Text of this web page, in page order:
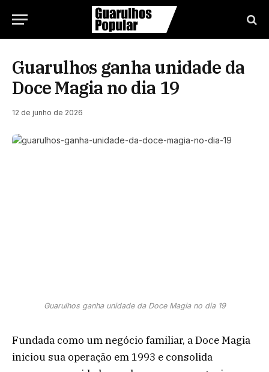
Guarulhos ganha unidade da
Doce Magia no dia 19
12 de junho de 2026
Guarulhos ganha unidade da Doce Magia no dia 19
Fundada como um negócio familiar, a Doce Magia
iniciou sua operação em 1993 e consolida